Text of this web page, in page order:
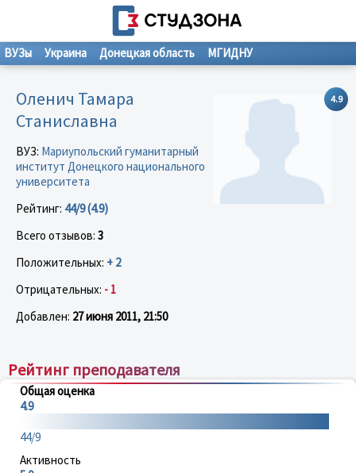
ВУЗы Украина Донецкая область МГИДНУ
4.9
Оленич Тамара
Станиславна
ВУЗ: Мариупольский гуманитарный
институт Донецкого национального
университета
Рейтинг: 44/9 (4.9)
Всего отзывов: 3
Положительных: + 2
Отрицательных: - 1
Добавлен: 27 июня 2011, 21:50
Рейтинг преподавателя
Общая оценка
4.9
44/9
Активность